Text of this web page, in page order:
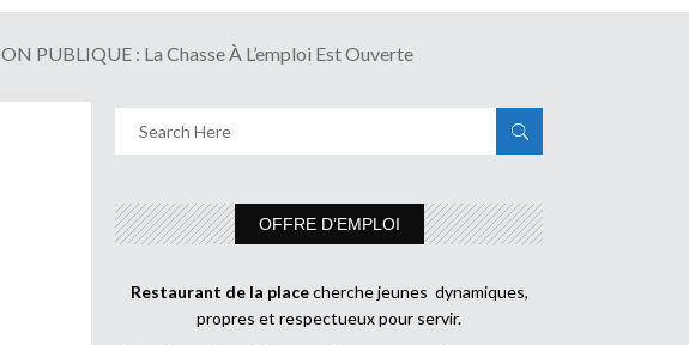
PUBLIQUE : La Chasse À L’emploi Est Ouverte
OFFRE D’EMPLOI
Restaurant de la placecherche jeunes dynamiques,
propres et respectueux pour servir.